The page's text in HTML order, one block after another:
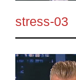
stress-03